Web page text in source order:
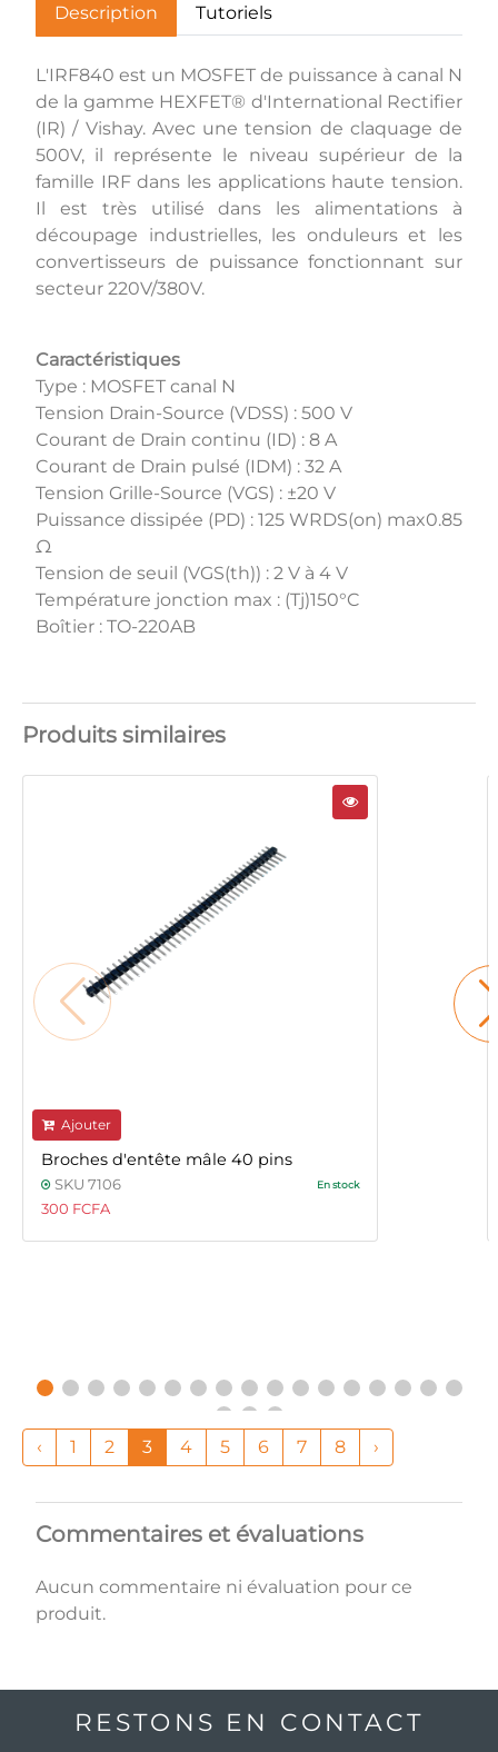
Description Tutoriels
L'IRF840 est un MOSFET de puissance à canal N
de la gamme HEXFET® d'International Rectifier
(IR) / Vishay. Avec une tension de claquage de
500V, il représente le niveau supérieur de la
famille IRF dans les applications haute tension.
Il est très utilisé dans les alimentations à
découpage industrielles, les onduleurs et les
convertisseurs de puissance fonctionnant sur
secteur 220V/380V.
Caractéristiques
Type : MOSFET canal N
Tension Drain-Source (VDSS) : 500 V
Courant de Drain continu (ID) : 8 A
Courant de Drain pulsé (IDM) : 32 A
Tension Grille-Source (VGS) : ±20 V
Puissance dissipée (PD) : 125 WRDS(on) max0.85
Ω
Tension de seuil (VGS(th)) : 2 V à 4 V
Température jonction max : (Tj)150°C
Boîtier : TO-220AB
Produits similaires
Ajouter
Broches d'entête mâle 40 pins
SKU 7106 En stock
300 FCFA
‹ 1 2 3 4 5 6 7 8 ›
Commentaires et évaluations
Aucun commentaire ni évaluation pour ce
produit.
RESTONS EN CONTACT